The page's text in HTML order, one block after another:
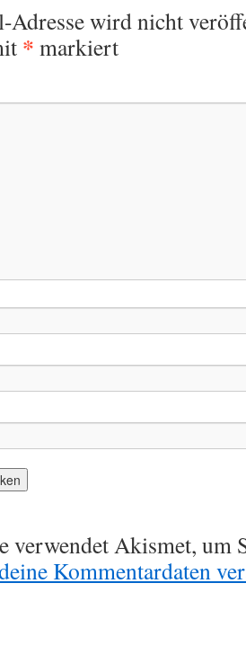
Adresse wird nicht
* markiert
verwendet Akismet, um
Kommentardaten